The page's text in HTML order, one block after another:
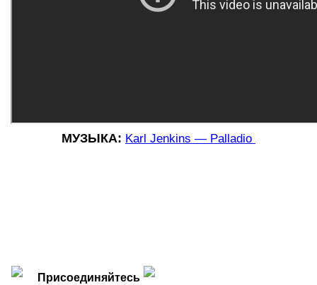
МУЗЫКА: Karl Jenkins — Palladio
Присоединяйтесь